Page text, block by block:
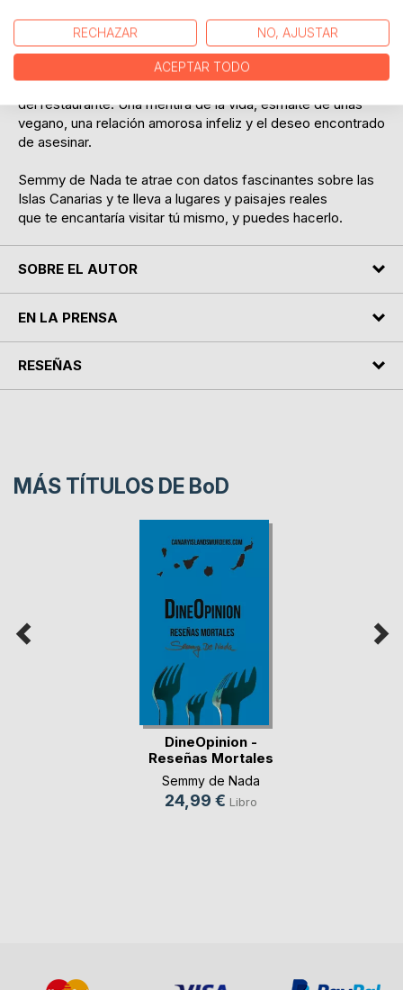
muerto de repente. ¿Fue un suicidio por la avalancha de
reseñas negativas?
Comienza una vendetta que silencia a todos los críticos
del restaurante. Una mentira de la vida, esmalte de uñas
vegano, una relación amorosa infeliz y el deseo encontrado
de asesinar.
Semmy de Nada te atrae con datos fascinantes sobre las
Islas Canarias y te lleva a lugares y paisajes reales
que te encantaría visitar tú mismo, y puedes hacerlo.
SOBRE EL AUTOR
EN LA PRENSA
RESEÑAS
MÁS TÍTULOS DE BoD
DineOpinion -
Reseñas Mortales
Semmy de Nada
24,99 € Libro
RECHAZAR NO, AJUSTAR
ACEPTAR TODO